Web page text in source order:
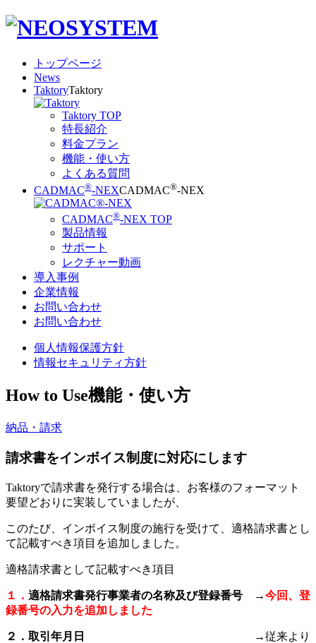
トップページ
News
TaktoryTaktory
Taktory TOP
特長紹介
料金プラン
機能・使い方
よくある質問
CADMAC®-NEXCADMAC®-NEX
CADMAC®-NEX TOP
製品情報
サポート
レクチャー動画
導入事例
企業情報
お問い合わせ
お問い合わせ
個人情報保護方針
情報セキュリティ方針
How to Use機能・使い方
納品・請求
請求書をインボイス制度に対応にします
Taktoryで請求書を発行する場合は、お客様のフォーマット
要望どおりに実装していましたが、
このたび、インボイス制度の施行を受けて、適格請求書とし
て記載すべき項目を追加しました。
適格請求書として記載すべき項目
１． 適格請求書発行事業者の名称及び登録番号 →今回、登
録番号の入力を追加しました
２．取引年月日
→従来より